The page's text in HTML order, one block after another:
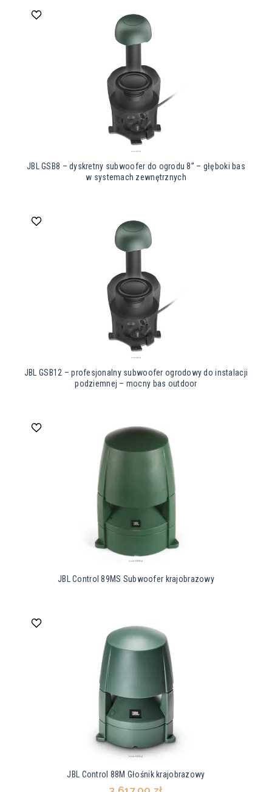
JBL GSB8 – dyskretny subwoofer do ogrodu 8” – głęboki bas
w systemach zewnętrznych
JBL GSB12 – profesjonalny subwoofer ogrodowy do instalacji
podziemnej – mocny bas outdoor
JBL Control 89MS Subwoofer krajobrazowy
JBL Control 88M Głośnik krajobrazowy